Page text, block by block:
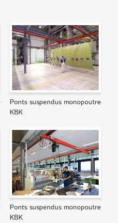
Ponts suspendus monopoutre
KBK
Ponts suspendus monopoutre
KBK